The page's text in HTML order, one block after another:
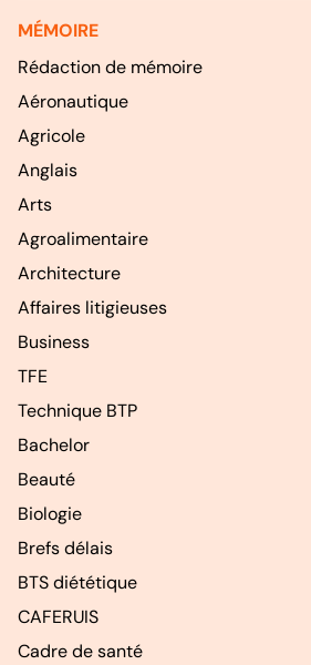
MÉMOIRE
Rédaction de mémoire
Aéronautique
Agricole
Anglais
Arts
Agroalimentaire
Architecture
Affaires litigieuses
Business
TFE
Technique BTP
Bachelor
Beauté
Biologie
Brefs délais
BTS diététique
CAFERUIS
Cadre de santé